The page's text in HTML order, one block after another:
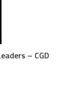
– CGD